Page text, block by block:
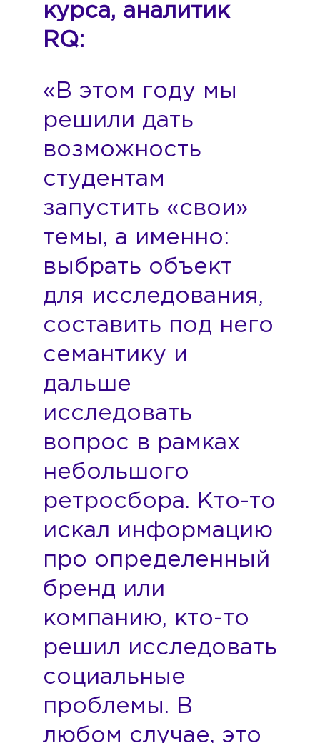
курса, аналитик
RQ:
«В этом году мы
решили дать
возможность
студентам
запустить «свои»
темы, а именно:
выбрать объект
для исследования,
составить под него
семантику и
дальше
исследовать
вопрос в рамках
небольшого
ретросбора. Кто-то
искал информацию
про определенный
бренд или
компанию, кто-то
решил исследовать
социальные
проблемы. В
любом случае, это